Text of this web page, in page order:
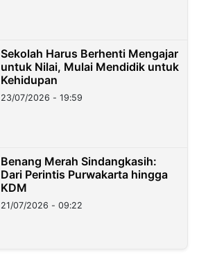
Sekolah Harus Berhenti Mengajar
untuk Nilai, Mulai Mendidik untuk
Kehidupan
23/07/2026 - 19:59
Benang Merah Sindangkasih:
Dari Perintis Purwakarta hingga
KDM
21/07/2026 - 09:22